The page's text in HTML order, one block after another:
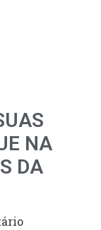
NA
DA